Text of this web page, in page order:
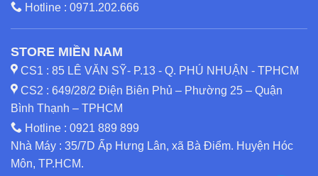
Hotline : 0971.202.666
STORE MIỀN NAM
CS1 : 85 LÊ VĂN SỸ- P.13 - Q. PHÚ NHUẬN - TPHCM
CS2 : 649/28/2 Điện Biên Phủ – Phường 25 – Quận
Bình Thạnh – TPHCM
Hotline : 0921 889 899
Nhà Máy : 35/7D Ấp Hưng Lân, xã Bà Điểm. Huyện Hóc
Môn, TP.HCM.